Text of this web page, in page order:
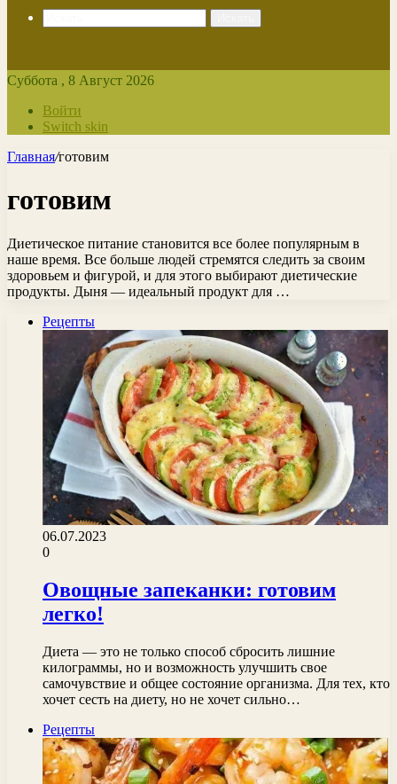
Суббота , 8 Август 2026
Войти
Switch skin
Главная/готовим
готовим
Диетическое питание становится все более популярным в
наше время. Все больше людей стремятся следить за своим
здоровьем и фигурой, и для этого выбирают диетические
продукты. Дыня — идеальный продукт для …
Рецепты
06.07.2023
0
Овощные запеканки: готовим
легко!
Диета — это не только способ сбросить лишние
килограммы, но и возможность улучшить свое
самочувствие и общее состояние организма. Для тех, кто
хочет сесть на диету, но не хочет сильно…
Рецепты